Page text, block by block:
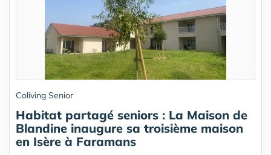
Coliving Senior
Habitat partagé seniors : La Maison de
Blandine inaugure sa troisième maison
en Isère à Faramans